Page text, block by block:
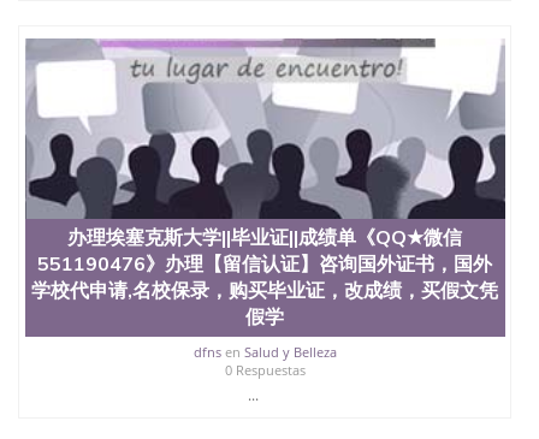
551190476 圣何塞州立大学毕业证（San Jose State
University）圣何塞州立大学毕业证（San Jose State
University）圣何塞州立大学毕业证（San Jose State
University）圣何塞州立大学成绩单（San Jose State
University）圣何塞州立大学成绩单（ San Jose State
University）圣何塞州立大学成绩单（San Jose State
University）成绩单圣何塞州立大学文凭（San Jose
State University）圣何塞州立大学（San Jose State
University）圣何塞州立大学（San Jose State
University）圣何塞州立大学（ San Jose State
University）圣何塞州立大学（San Jose State
University）圣何塞州立大学文凭（San Jose State
University）圣何塞州立大学文凭（San Jose State
University）文凭圣何塞州立大学文凭（San Jose
State University）圣何塞州立大学学历（ San Jose
State University）圣何塞州立大学学历（San Jose
State University）圣何塞州立大学学历（San Jose
办理埃塞克斯大学||毕业证||成绩单《QQ★微信
551190476》办理【留信认证】咨询国外证书，国外
学校代申请,名校保录，购买毕业证，改成绩，买假文凭
假学
dfnsen Salud y Belleza
0 Respuestas
...